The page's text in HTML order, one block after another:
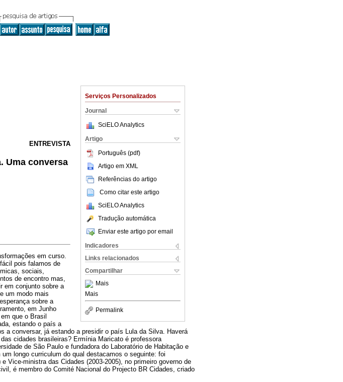
Serviços Personalizados
Journal
SciELO Analytics
Artigo
Português (pdf)
Artigo em XML
Referências do artigo
Como citar este artigo
SciELO Analytics
Tradução automática
Enviar este artigo por email
Indicadores
Links relacionados
Compartilhar
Mais
Mais
Permalink
ENTREVISTA
Uma conversa
em curso.
pois falamos de
sociais,
de encontro mas,
em conjunto sobre a
um modo mais
sobre a
em Junho
que o Brasil
estando o país a
a conversar, já estando a presidir o país Lula da Silva. Haverá
cidades brasileiras? Ermínia Maricato é professora
de São Paulo e fundadora do Laboratório de Habitação e
longo curriculum do qual destacamos o seguinte: foi
Vice-ministra das Cidades (2003-2005), no primeiro governo de
é membro do Comité Nacional do Projecto BR Cidades, criado